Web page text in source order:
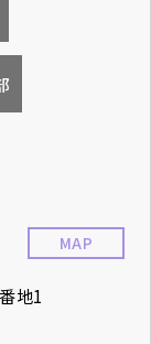
地1
MAP